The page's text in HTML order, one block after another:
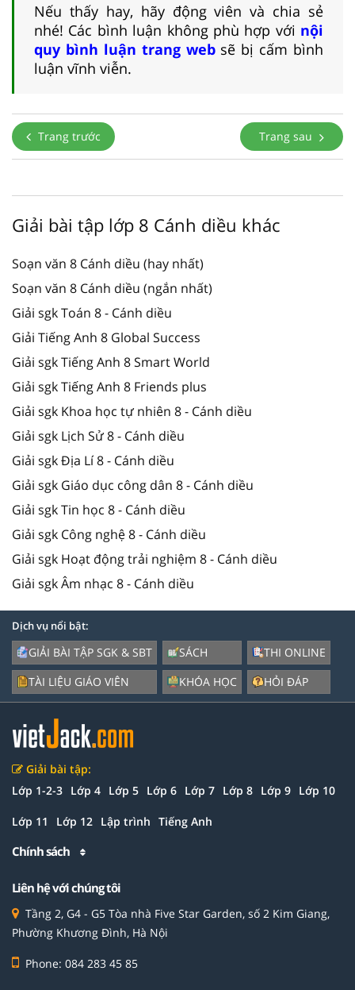
Nếu thấy hay, hãy động viên và chia sẻ
nhé! Các bình luận không phù hợp với nội
quy bình luận trang websẽ bị cấm bình
luận vĩnh viễn.
Trang trước Trang sau
Giải bài tập lớp 8 Cánh diều khác
Soạn văn 8 Cánh diều (hay nhất)
Soạn văn 8 Cánh diều (ngắn nhất)
Giải sgk Toán 8 - Cánh diều
Giải Tiếng Anh 8 Global Success
Giải sgk Tiếng Anh 8 Smart World
Giải sgk Tiếng Anh 8 Friends plus
Giải sgk Khoa học tự nhiên 8 - Cánh diều
Giải sgk Lịch Sử 8 - Cánh diều
Giải sgk Địa Lí 8 - Cánh diều
Giải sgk Giáo dục công dân 8 - Cánh diều
Giải sgk Tin học 8 - Cánh diều
Giải sgk Công nghệ 8 - Cánh diều
Giải sgk Hoạt động trải nghiệm 8 - Cánh diều
Giải sgk Âm nhạc 8 - Cánh diều
Dịch vụ nổi bật:
GIẢI BÀI TẬP SGK & SBT
TÀI LIỆU GIÁO VIÊN
SÁCH
KHÓA HỌC
THI ONLINE
HỎI ĐÁP
Giải bài tập:
Lớp 1-2-3 Lớp 4 Lớp 5 Lớp 6 Lớp 7 Lớp 8 Lớp 9 Lớp 10
Lớp 11 Lớp 12 Lập trình Tiếng Anh
Chính sách
Liên hệ với chúng tôi
Tầng 2, G4 - G5 Tòa nhà Five Star Garden, số 2 Kim Giang,
Phường Khương Đình, Hà Nội
Phone: 084 283 45 85